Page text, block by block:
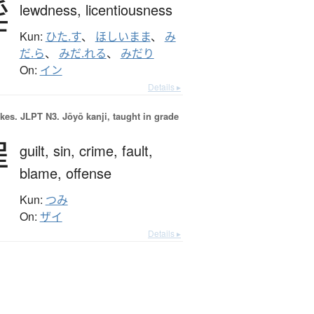
lewdness, licentiousness
Kun: ひた.す、 ほしいまま、 み
だ.ら、 みだ.れる、 みだり
On: イン
Details ▸
JLPT N3. Jōyō kanji, taught in grade
guilt, sin, crime, fault,
blame, offense
Kun: つみ
On: ザイ
Details ▸